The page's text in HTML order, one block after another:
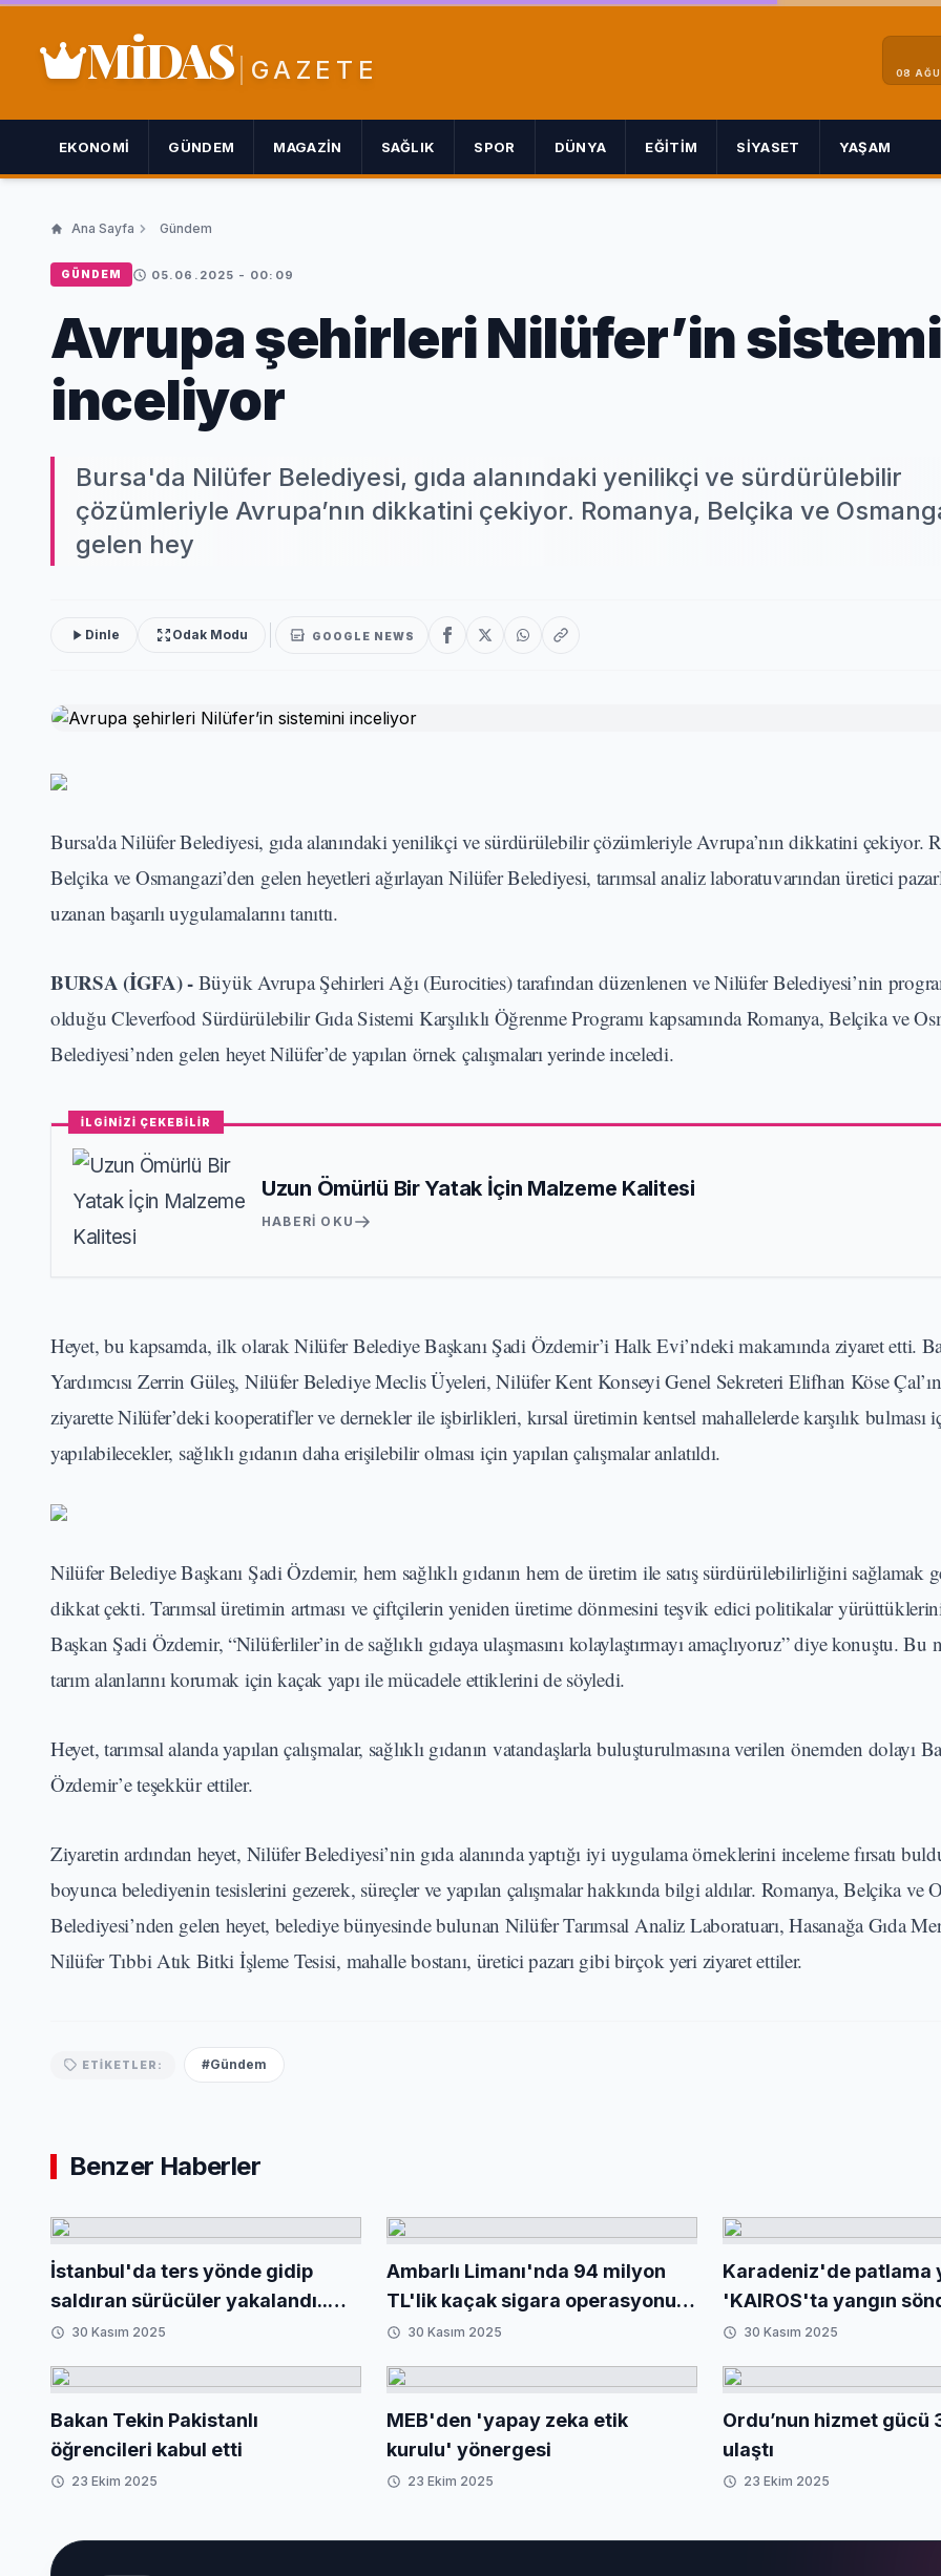
MİDAS GAZETE 08
EKONOMI GÜNDEM MAGAZIN SAĞLIK SPOR DÜNYA EĞITIM SIYASET YAŞAM
Ana Sayfa Gündem
GÜNDEM 05.06.2025 - 00:09
Avrupa şehirleri Nilüfer’in
inceliyor
Bursa'da Nilüfer Belediyesi, gıda alanındaki yenilikçi ve sürdürülebilir
çözümleriyle Avrupa’nın dikkatini çekiyor. Romanya, Belçika ve
gelen hey
Dinle Odak Modu GOOGLE NEWS
Bursa'da Nilüfer Belediyesi, gıda alanındaki yenilikçi ve sürdürülebilir çözümleriyle Avrupa’nın dikkatini çekiyor.
Belçika ve Osmangazi’den gelen heyetleri ağırlayan Nilüfer Belediyesi, tarımsal analiz laboratuvarından üretici
uzanan başarılı uygulamalarını tanıttı.
BURSA (İGFA) - Büyük Avrupa Şehirleri Ağı (Eurocities) tarafından düzenlenen ve Nilüfer Belediyesi’nin
olduğu Cleverfood Sürdürülebilir Gıda Sistemi Karşılıklı Öğrenme Programı kapsamında Romanya, Belçika ve
Belediyesi’nden gelen heyet Nilüfer’de yapılan örnek çalışmaları yerinde inceledi.
İLGİNİZİ ÇEKEBİLİR
Uzun Ömürlü Bir Yatak İçin Malzeme Kalitesi
HABERI OKU
Heyet, bu kapsamda, ilk olarak Nilüfer Belediye Başkanı Şadi Özdemir’i Halk Evi’ndeki makamında ziyaret etti.
Yardımcısı Zerrin Güleş, Nilüfer Belediye Meclis Üyeleri, Nilüfer Kent Konseyi Genel Sekreteri Elifhan Köse
ziyarette Nilüfer’deki kooperatifler ve dernekler ile işbirlikleri, kırsal üretimin kentsel mahallelerde karşılık bulması
yapılabilecekler, sağlıklı gıdanın daha erişilebilir olması için yapılan çalışmalar anlatıldı.
Nilüfer Belediye Başkanı Şadi Özdemir, hem sağlıklı gıdanın hem de üretim ile satış sürdürülebilirliğini sağlamak
dikkat çekti. Tarımsal üretimin artması ve çiftçilerin yeniden üretime dönmesini teşvik edici politikalar
Başkan Şadi Özdemir, “Nilüferliler’in de sağlıklı gıdaya ulaşmasını kolaylaştırmayı amaçlıyoruz” diye konuştu. Bu
tarım alanlarını korumak için kaçak yapı ile mücadele ettiklerini de söyledi.
Heyet, tarımsal alanda yapılan çalışmalar, sağlıklı gıdanın vatandaşlarla buluşturulmasına verilen önemden dolayı
Özdemir’e teşekkür ettiler.
Ziyaretin ardından heyet, Nilüfer Belediyesi’nin gıda alanında yaptığı iyi uygulama örneklerini inceleme fırsatı
boyunca belediyenin tesislerini gezerek, süreçler ve yapılan çalışmalar hakkında bilgi aldılar. Romanya, Belçika ve
Belediyesi’nden gelen heyet, belediye bünyesinde bulunan Nilüfer Tarımsal Analiz Laboratuarı, Hasanağa Gıda
Nilüfer Tıbbi Atık Bitki İşleme Tesisi, mahalle bostanı, üretici pazarı gibi birçok yeri ziyaret ettiler.
ETIKETLER: #Gündem
Benzer Haberler
İstanbul'da ters yönde gidip
saldıran sürücüler yakalandı..
Yeni kanunla ağır yaptırımlar
30 Kasım 2025
Ambarlı Limanı'nda 94 milyon
TL'lik kaçak sigara operasyonu...
Tamamı imha edildi
30 Kasım 2025
Karadeniz'de patlama
'KAIROS'ta yangın
VIRAT'ın çeki
30 Kasım 2025
Bakan Tekin Pakistanlı
öğrencileri kabul etti
23 Ekim 2025
MEB'den 'yapay zeka etik
kurulu' yönergesi
23 Ekim 2025
Ordu’nun hizmet gücü
ulaştı
23 Ekim 2025